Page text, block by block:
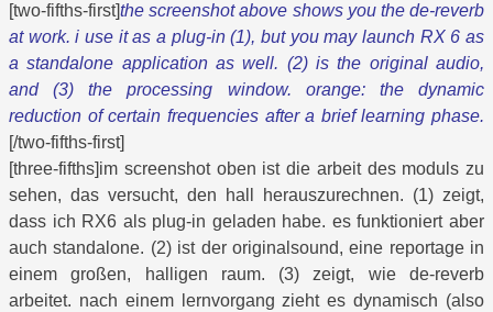
[two-fifths-first]the screenshot above shows you the de-reverb
at work. i use it as a plug-in (1), but you may launch RX 6 as
a standalone application as well. (2) is the original audio,
and (3) the processing window. orange: the dynamic
reduction of certain frequencies after a brief learning phase.
[/two-fifths-first]
[three-fifths]im screenshot oben ist die arbeit des moduls zu
sehen, das versucht, den hall herauszurechnen. (1) zeigt,
dass ich RX6 als plug-in geladen habe. es funktioniert aber
auch standalone. (2) ist der originalsound, eine reportage in
einem großen, halligen raum. (3) zeigt, wie de-reverb
arbeitet. nach einem lernvorgang zieht es dynamisch (also